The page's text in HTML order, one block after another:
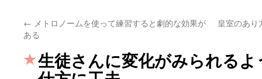
← メトロノームを使って練習すると劇的な効果が
ある
皇室のあり
生徒さんに変化がみられる